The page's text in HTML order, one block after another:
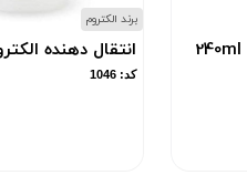
برند الکتروم
انتقال دهنده
کد: 1046